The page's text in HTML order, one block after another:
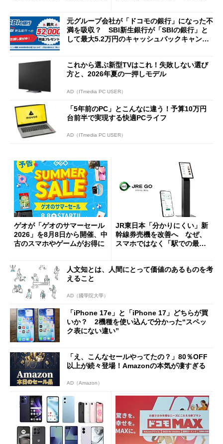
元グループ会社が「ドコモの銀行」になった不
満を吸収？ SBI新生銀行が「SBIの銀行」と
して最大5.2万円のキャッシュバックキャンペ
これから選ぶ新型TVはこれ！失敗しない選び
方と、2026年夏の一押しモデル
AD（ITmedia PC USER）
「5年前のPC」とこんなに違う！予算10万円
台前半で実現する快適PCライフ
AD（ITmedia PC USER）
ゲオが「ゲオのサマーセール
2026」を8月8日から開催、中
古のスマホやゲームがお得に
JR東日本「分かりにくい」新
幹線券売機を改善へ なぜ、
スマホではなく「駅での最短
人文知とは、人間にとって価値のあるものを考
えること
AD（國學院大學）
「iPhone 17e」と「iPhone 17」どちらが買
いか？ 2機種を使い込んで分かった“スペッ
ク表にない違い”
「え、こんなセールやってたの？」80％OFF
以上が続々登場！Amazonの本気が凄すぎる
AD（Amazon）